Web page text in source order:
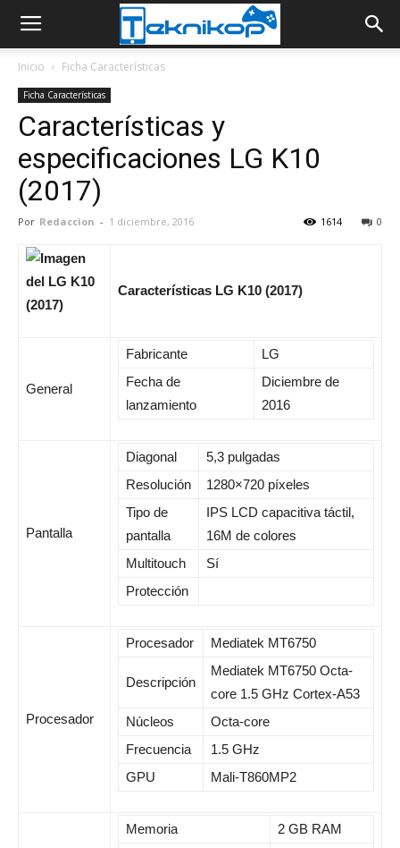
Inicio Ficha Características
Ficha Características
Características y
especificaciones LG K10
(2017)
Por Redaccion - 1 diciembre, 2016 0
1614
Características LG K10 (2017)
General
Fabricante
LG
Fecha de
lanzamiento
Diciembre de
2016
Pantalla
Diagonal
5,3 pulgadas
Resolución
1280×720 píxeles
Tipo de
pantalla
IPS LCD capacitiva táctil,
16M de colores
Multitouch
Sí
Protección
Procesador
Procesador Mediatek MT6750
Descripción
Mediatek MT6750 Octa-
core 1.5 GHz Cortex-A53
Núcleos
Octa-core
Frecuencia
1.5 GHz
GPU
Mali-T860MP2
Memoria
2 GB RAM